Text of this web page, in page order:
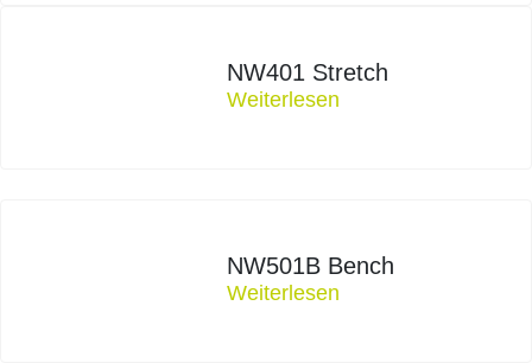
NW401 Stretch
Weiterlesen
NW501B Bench
Weiterlesen